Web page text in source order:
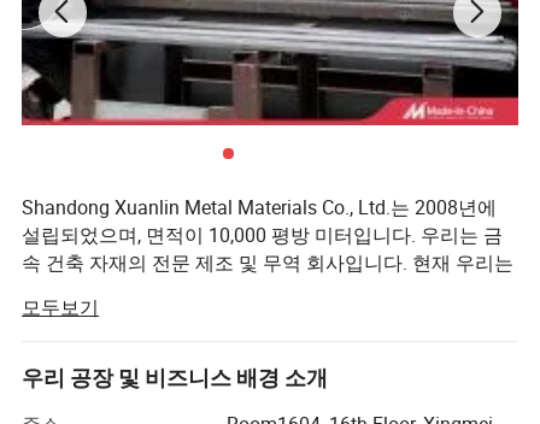
550 * 50
뚜껑 4.78 5.73 7.17 9.56
11.95
용지𝕨
5.61 6.73 8.41 11.21 14.01
600 * 50
뚜껑 5.19 7.79 10.39 12.98
650 * 50
용지𝕨 6.43 7.71 9.64 12.86 16.07
700 * 50
뚜껑 6.02 7.22 9.03 12.03
15.04
750 * 50
Shandong Xuanlin Metal Materials Co., Ltd.는 2008년에
설립되었으며, 면적이 10,000 평방 미터입니다. 우리는 금
속 건축 자재의 전문 제조 및 무역 회사입니다. 현재 우리는
수출과 국내를 판매하고 있습니다. 주요 제품은 알루미늄
호일, 전기 케이블, 구리 튜브, 보일러 튜브, 케이싱 파이프,
연마된 튜브, 강철 와이어, PPGI/Gi 코일, 아연 도금 파이프,
모두보기
우리 공장 및 비즈니스 배경 소개